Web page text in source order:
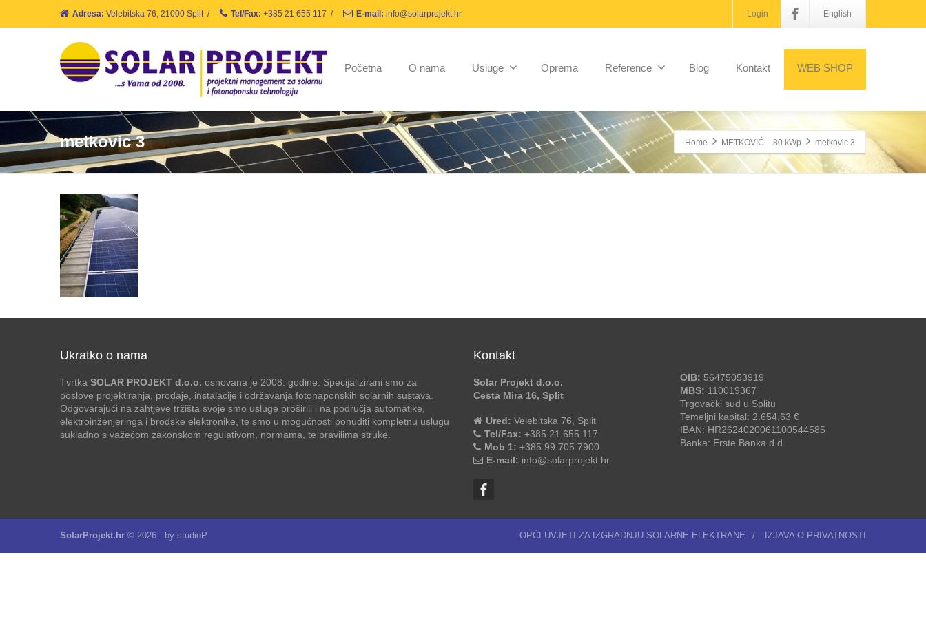
Adresa: Velebitska 76, 21000 Split / Tel/Fax: +385 21 655 117 / E-mail: info@solarprojekt.hr Login English
Početna O nama Usluge Oprema Reference Blog Kontakt WEB SHOP
metkovic 3 Home METKOVIĆ – 80 kWp metkovic 3
Ukratko o nama
Tvrtka SOLAR PROJEKT d.o.o. osnovana je 2008. godine. Specijalizirani smo za
poslove projektiranja, prodaje, instalacije i održavanja fotonaponskih solarnih sustava.
Odgovarajući na zahtjeve tržišta svoje smo usluge proširili i na područja automatike,
elektroinženjeringa i brodske elektronike, te smo u mogućnosti ponuditi kompletnu uslugu
sukladno s važećom zakonskom regulativom, normama, te pravilima struke.
Kontakt
Solar Projekt d.o.o.
Cesta Mira 16, Split
Ured: Velebitska 76, Split
Tel/Fax: +385 21 655 117
Mob 1: +385 99 705 7900
E-mail: info@solarprojekt.hr
OIB: 56475053919
MBS: 110019367
Trgovački sud u Splitu
Temeljni kapital: 2.654,63 €
IBAN: HR2624020061100544585
Banka: Erste Banka d.d.
SolarProjekt.hr © 2026 - by studioP OPĆI UVJETI ZA IZGRADNJU SOLARNE ELEKTRANE / IZJAVA O PRIVATNOSTI